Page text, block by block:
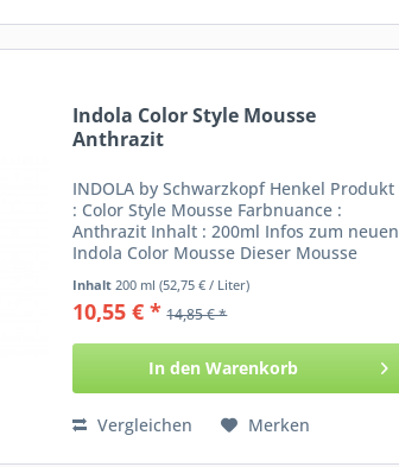
Indola Color Style Mousse
Anthrazit
INDOLA by Schwarzkopf Henkel Produkt
: Color Style Mousse Farbnuance :
Anthrazit Inhalt : 200ml Infos zum neuen
Indola Color Mousse Dieser Mousse
enthält als Farbzusatz dunkle Pigmente
und tönt das Haar Dunkelgrau bis
Schwarz. Der Schaum...
Inhalt200 ml(52,75 € / Liter)
10,55 € * 14,85 € *
In den Warenkorb
Vergleichen Merken